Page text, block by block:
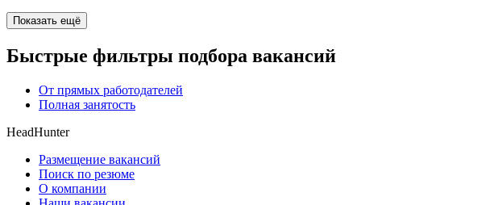
Показать ещё
Быстрые фильтры подбора вакансий
От прямых работодателей
Полная занятость
HeadHunter
Размещение вакансий
Поиск по резюме
О компании